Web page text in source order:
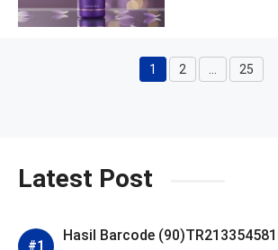
Halaman
1 Halaman
2 25
Latest Post
Hasil Barcode